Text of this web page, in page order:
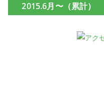
2015.6月〜（累計）